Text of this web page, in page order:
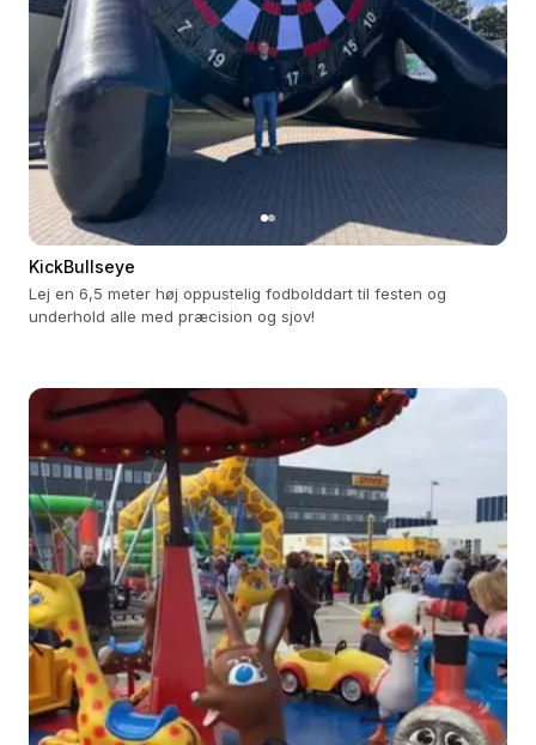
KickBullseye
Lej en 6,5 meter høj oppustelig fodbolddart til festen og
underhold alle med præcision og sjov!